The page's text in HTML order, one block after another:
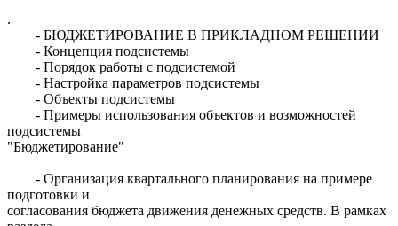
.
- БЮДЖЕТИРОВАНИЕ В ПРИКЛАДНОМ РЕШЕНИИ
- Концепция подсистемы
- Порядок работы с подсистемой
- Настройка параметров подсистемы
- Объекты подсистемы
- Примеры использования объектов и возможностей
подсистемы
"Бюджетирование"
- Организация квартального планирования на примере
подготовки и
согласования бюджета движения денежных средств. В рамках